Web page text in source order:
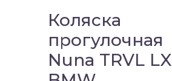
Коляска
прогулочная
Nuna TRVL LX